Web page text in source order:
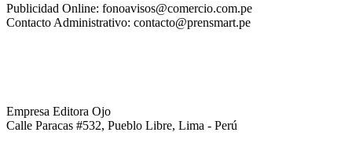
Publicidad Online: fonoavisos@comercio.com.pe
Contacto Administrativo: contacto@prensmart.pe
Empresa Editora Ojo
Calle Paracas #532, Pueblo Libre, Lima - Perú